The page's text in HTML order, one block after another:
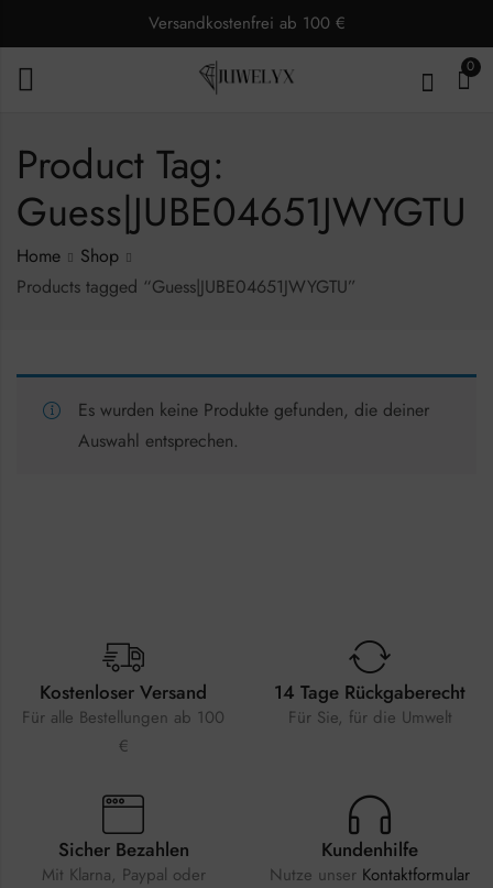
Versandkostenfrei ab 100 €
0
Product Tag:
Guess|JUBE04651JWYGTU
Home
Shop
Products tagged “Guess|JUBE04651JWYGTU”
Es wurden keine Produkte gefunden, die deiner
Auswahl entsprechen.
Kostenloser Versand
Für alle Bestellungen ab 100
€
14 Tage Rückgaberecht
Für Sie, für die Umwelt
Sicher Bezahlen
Mit Klarna, Paypal oder
Kundenhilfe
Nutze unser Kontaktformular